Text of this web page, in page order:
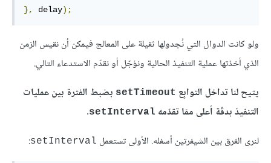
}, delay);
ولو كانت الدوال التي نُجدولها ثقيلة على المعالج فيمكن أن نقيس الزمن
الذي أخذتها عملية التنفيذ الحالية ونؤجّل أو نقدّم الاستدعاء التالي.
يتيح لنا تداخل التوابِع ‎setTimeout‎ بضبط الفترة بين عمليات
التنفيذ بدقّة أعلى ممّا تقدّمه ‎setInterval‎
.
لنرى الفرق بين الشيفرتين أسفله. الأولى تستعمل ‎setInterval‎
: